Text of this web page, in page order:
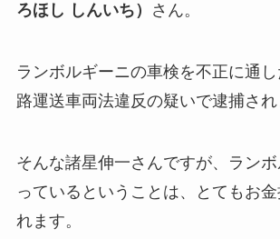
ろほし しんいち）
さん。
ランボルギーニの車検を不正に通
路運送車両法違反の疑いで逮捕され
そんな諸星伸一さんですが、ラン
っているということは、とてもお
れます。